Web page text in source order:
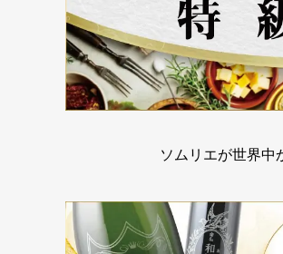
ソムリエが世界中